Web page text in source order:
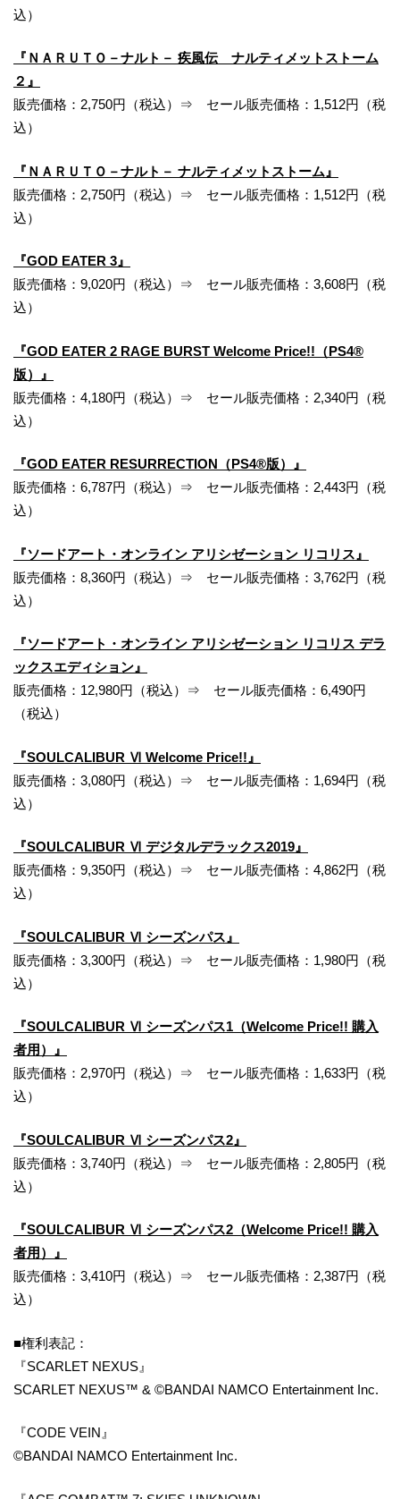
込）
『ＮＡＲＵＴＯ－ナルト－ 疾風伝 ナルティメットストーム
２』
販売価格：2,750円（税込）⇒ セール販売価格：1,512円（税
込）
『ＮＡＲＵＴＯ－ナルト－ ナルティメットストーム』
販売価格：2,750円（税込）⇒ セール販売価格：1,512円（税
込）
『GOD EATER 3』
販売価格：9,020円（税込）⇒ セール販売価格：3,608円（税
込）
『GOD EATER 2 RAGE BURST Welcome Price!!（PS4®
版）』
販売価格：4,180円（税込）⇒ セール販売価格：2,340円（税
込）
『GOD EATER RESURRECTION（PS4®版）』
販売価格：6,787円（税込）⇒ セール販売価格：2,443円（税
込）
『ソードアート・オンライン アリシゼーション リコリス』
販売価格：8,360円（税込）⇒ セール販売価格：3,762円（税
込）
『ソードアート・オンライン アリシゼーション リコリス デラ
ックスエディション』
販売価格：12,980円（税込）⇒ セール販売価格：6,490円
（税込）
『SOULCALIBUR Ⅵ Welcome Price!!』
販売価格：3,080円（税込）⇒ セール販売価格：1,694円（税
込）
『SOULCALIBUR Ⅵ デジタルデラックス2019』
販売価格：9,350円（税込）⇒ セール販売価格：4,862円（税
込）
『SOULCALIBUR Ⅵ シーズンパス』
販売価格：3,300円（税込）⇒ セール販売価格：1,980円（税
込）
『SOULCALIBUR Ⅵ シーズンパス1（Welcome Price!! 購入
者用）』
販売価格：2,970円（税込）⇒ セール販売価格：1,633円（税
込）
『SOULCALIBUR Ⅵ シーズンパス2』
販売価格：3,740円（税込）⇒ セール販売価格：2,805円（税
込）
『SOULCALIBUR Ⅵ シーズンパス2（Welcome Price!! 購入
者用）』
販売価格：3,410円（税込）⇒ セール販売価格：2,387円（税
込）
■権利表記：
『SCARLET NEXUS』
SCARLET NEXUS™ & ©BANDAI NAMCO Entertainment Inc.
『CODE VEIN』
©BANDAI NAMCO Entertainment Inc.